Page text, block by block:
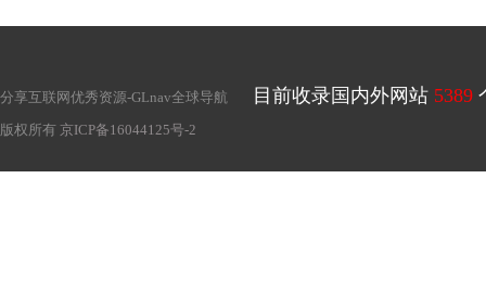
分享互联网优秀资源-GLnav全球导航 目前收录国内外网站 5389
版权所有 京ICP备16044125号-2